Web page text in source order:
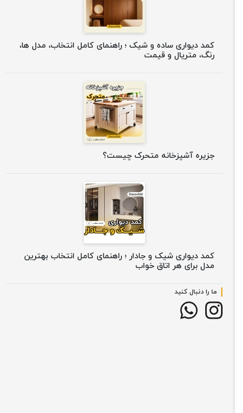
کمد دیواری ساده و شیک ؛ راهنمای کامل انتخاب، مدل ها،
رنگ، متریال و قیمت
جزیره آشپزخانه متحرک چیست؟
کمد دیواری شیک و جادار ؛ راهنمای کامل انتخاب بهترین
مدل برای هر اتاق خواب
ما را دنبال کنید